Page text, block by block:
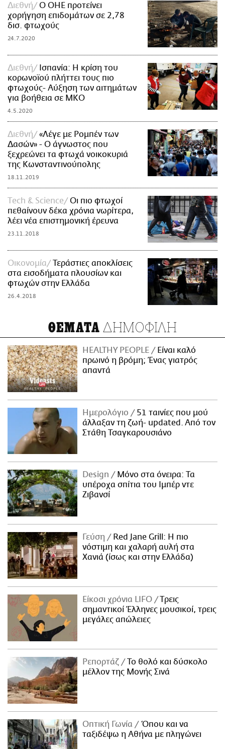
Διεθνή
Ο ΟΗΕ προτείνει
χορήγηση επιδομάτων σε 2,78
δισ. φτωχούς
24.7.2020
Διεθνή
Ισπανία: Η κρίση του
κορωνοϊού πλήττει τους πιο
φτωχούς- Αύξηση των αιτημάτων
για βοήθεια σε ΜΚΟ
4.5.2020
Διεθνή
«Λέγε με Ρομπέν των
Δασών» - O άγνωστος που
ξεχρεώνει τα φτωχά νοικοκυριά
της Κωνσταντινούπολης
18.11.2019
Τech & Science
Οι πιο φτωχοί
πεθαίνουν δέκα χρόνια νωρίτερα,
λέει νέα επιστημονική έρευνα
23.11.2018
Οικονομία
Τεράστιες αποκλίσεις
στα εισοδήματα πλουσίων και
φτωχών στην Ελλάδα
26.4.2018
ΘΕΜΑΤΑ ΔΗΜΟΦΙΛΗ
HEALTHY PEOPLE
Είναι καλό
πρωινό η βρόμη; Ένας γιατρός
απαντά
Ημερολόγιο
51 ταινίες που μού
άλλαξαν τη ζωή- updated. Aπό τον
Στάθη Τσαγκαρουσιάνο
Design
Μόνο στα όνειρα: Τα
υπέροχα σπίτια του Ιμπέρ ντε
Ζιβανσί
Γεύση
Red Jane Grill: Η πιο
νόστιμη και χαλαρή αυλή στα
Χανιά (ίσως και στην Ελλάδα)
Είκοσι χρόνια LIFO
Tρεις
σημαντικοί Έλληνες μουσικοί, τρεις
μεγάλες απώλειες
Ρεπορτάζ
Το θολό και δύσκολο
μέλλον της Μονής Σινά
Οπτική Γωνία
Όπου και να
ταξιδέψω η Αθήνα με πληγώνει